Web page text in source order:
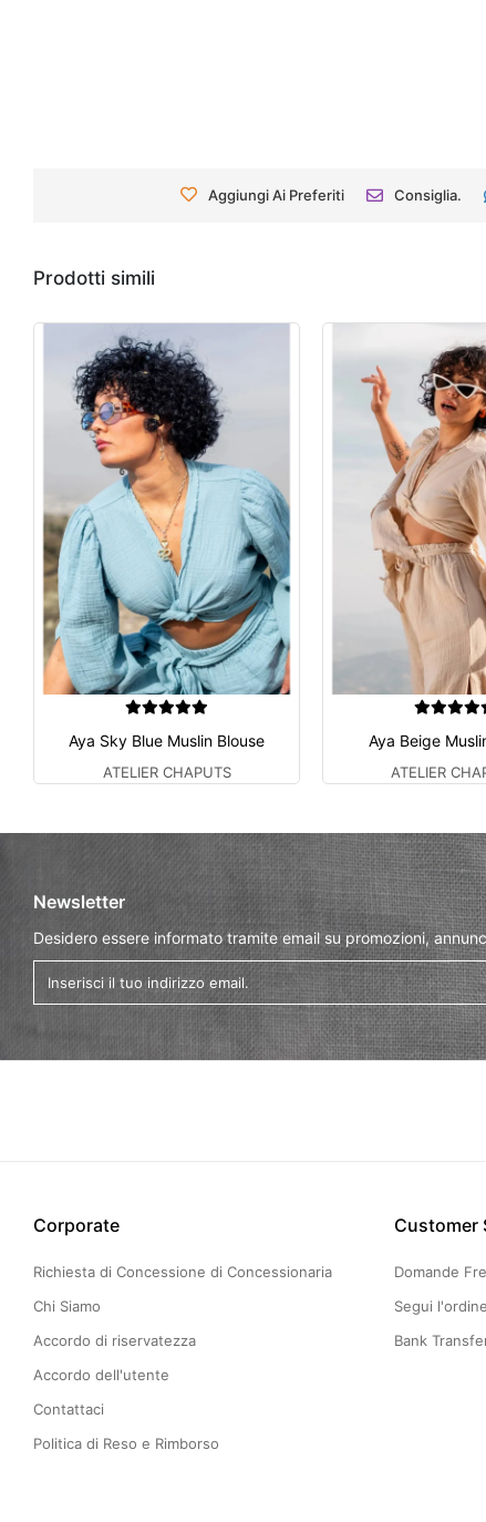
Aggiungi Ai Preferiti Consiglia.
Prodotti simili
Aya Sky Blue Muslin Blouse
ATELIER CHAPUTS
Aya Beige
ATELIER
Newsletter
Desidero essere informato tramite email su promozioni,
Corporate
Richiesta di Concessione di Concessionaria
Chi Siamo
Accordo di riservatezza
Accordo dell'utente
Contattaci
Politica di Reso e Rimborso
Customer
Domande
Segui l'ordine
Bank